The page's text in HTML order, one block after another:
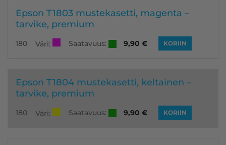
Epson T1803 mustekasetti, magenta –
tarvike, premium
180 Väri: Saatavuus: 9,90 € KORIIN
Epson T1804 mustekasetti, keltainen –
tarvike, premium
180 Väri: Saatavuus: 9,90 € KORIIN